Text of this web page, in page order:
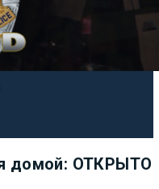
домой: ОТКРЫТО